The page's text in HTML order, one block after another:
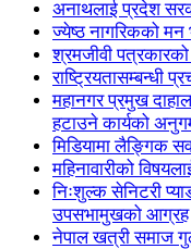
अनाथलाई प्रदेश
ज्येष्ठ नागरिकको मन
श्रमजीवी
राष्ट्रियतासम्बन्धी
महानगर प्रमुख
हटाउने कार्यको
मिडियामा लैङ्गिक
महिनावारीको
निःशुल्क सेनिटरी
उपसभामुखको आग्रह
नेपाल खत्री समाज